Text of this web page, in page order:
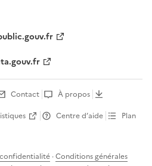
Contact
À propos
Centre d’aide
Plan
·Conditions générales